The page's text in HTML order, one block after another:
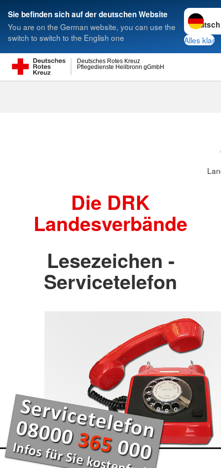
Sie befinden sich auf der deutschen Website
You are on the German website, you can use the
switch to switch to the English one
Sprache
Alles klar
Pflegedienste Heilbronn gGmbH
Deutsches Rotes Kreuz
Suche
Die DRK
Landesverbände
Lesezeichen -
Servicetelefon